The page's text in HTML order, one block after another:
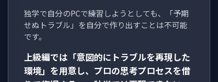
独学で自分のPCで練習しようとしても、「予期
せぬトラブル」を自分で作り出すことは不可能
です。
上級編では 「意図的にトラブルを再現した
環境」 を用意し、プロの思考プロセスを借